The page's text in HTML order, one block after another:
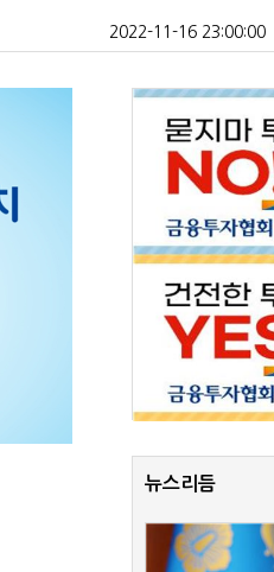
2022-11-16 23:00:00
뉴스리듬